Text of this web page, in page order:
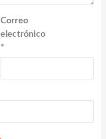
Correo
electrónico
*